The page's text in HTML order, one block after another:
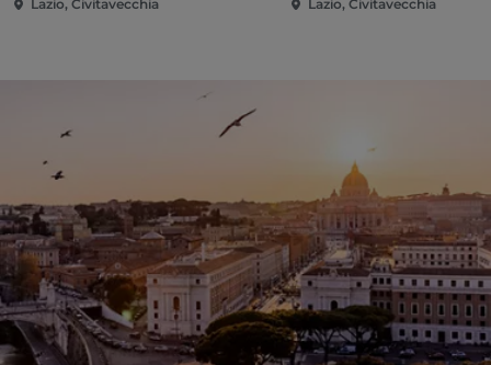
Lazio, Civitavecchia Lazio, Civitavecchia